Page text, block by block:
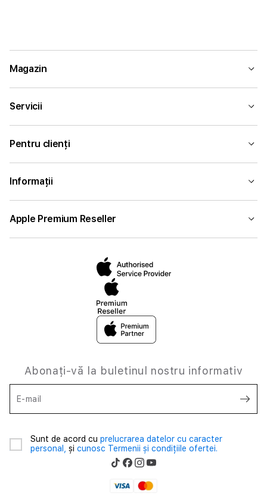
Magazin
Servicii
Pentru clienți
Informații
Apple Premium Reseller
Abonați-vă la buletinul nostru informativ
E-mail
Sunt de acord cu prelucrarea datelor cu caracter
personal, și cunosc Termenii și condițiile ofertei.